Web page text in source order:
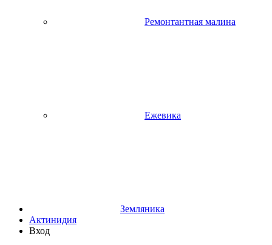
Ремонтантная малина
Ежевика
Земляника
Актинидия
Вход